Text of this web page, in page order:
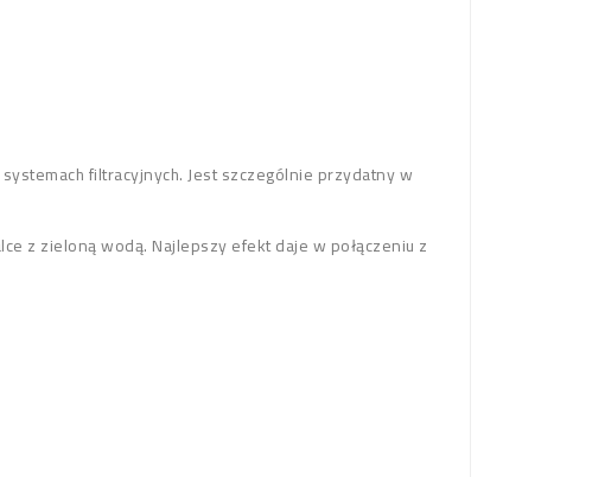
filtracyjnych. Jest szczególnie przydatny w
z zieloną wodą. Najlepszy efekt daje w połączeniu z